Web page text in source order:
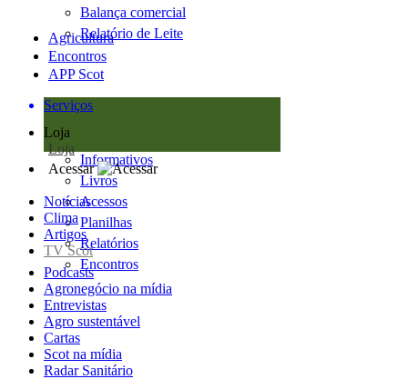
Balança comercial
Relatório de Leite
Agricultura
Encontros
APP Scot
Serviços
Loja
Loja
Informativos
Livros
Acessos
Planilhas
Relatórios
Encontros
Acessar
Notícias
Clima
Artigos
TV Scot
Podcasts
Agronegócio na mídia
Entrevistas
Agro sustentável
Cartas
Scot na mídia
Radar Sanitário